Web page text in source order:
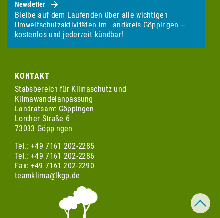
Newsletter
Bleibe auf dem Laufenden über alle wichtigen
Umweltschutzaktivitäten im Landkreis Göppingen –
kostenlos und jederzeit kündbar!
KONTAKT
Stabsbereich für Klimaschutz und
Klimawandelanpassung
Landratsamt Göppingen
Lorcher Straße 6
73033 Göppingen
Tel.: +49 7161 202-2285
Tel.: +49 7161 202-2286
Fax: +49 7161 202-2290
teamklima@lkgp.de